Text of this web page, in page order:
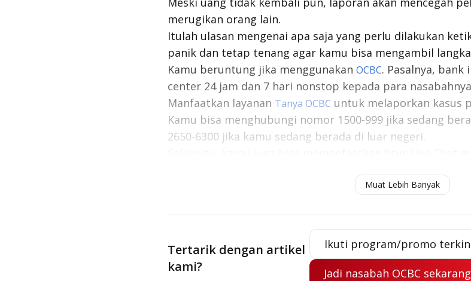
merugikan orang lain.
Itulah ulasan mengenai apa saja yang perlu dilakukan
panik dan tetap tenang agar kamu bisa mengambil
Kamu beruntung jika menggunakan OCBC. Pasalnya,
center 24 jam dan 7 hari nonstop kepada para
Manfaatkan layanan Tanya OCBC untuk melaporkan kasus
Kamu bisa menghubungi nomor 1500-999 jika sedang
2650-6300 jika kamu sedang berada di luar negeri.
Muat Lebih Banyak
Tertarik dengan artikel
kami?
Ikuti program/promo
Jadi nasabah OCBC